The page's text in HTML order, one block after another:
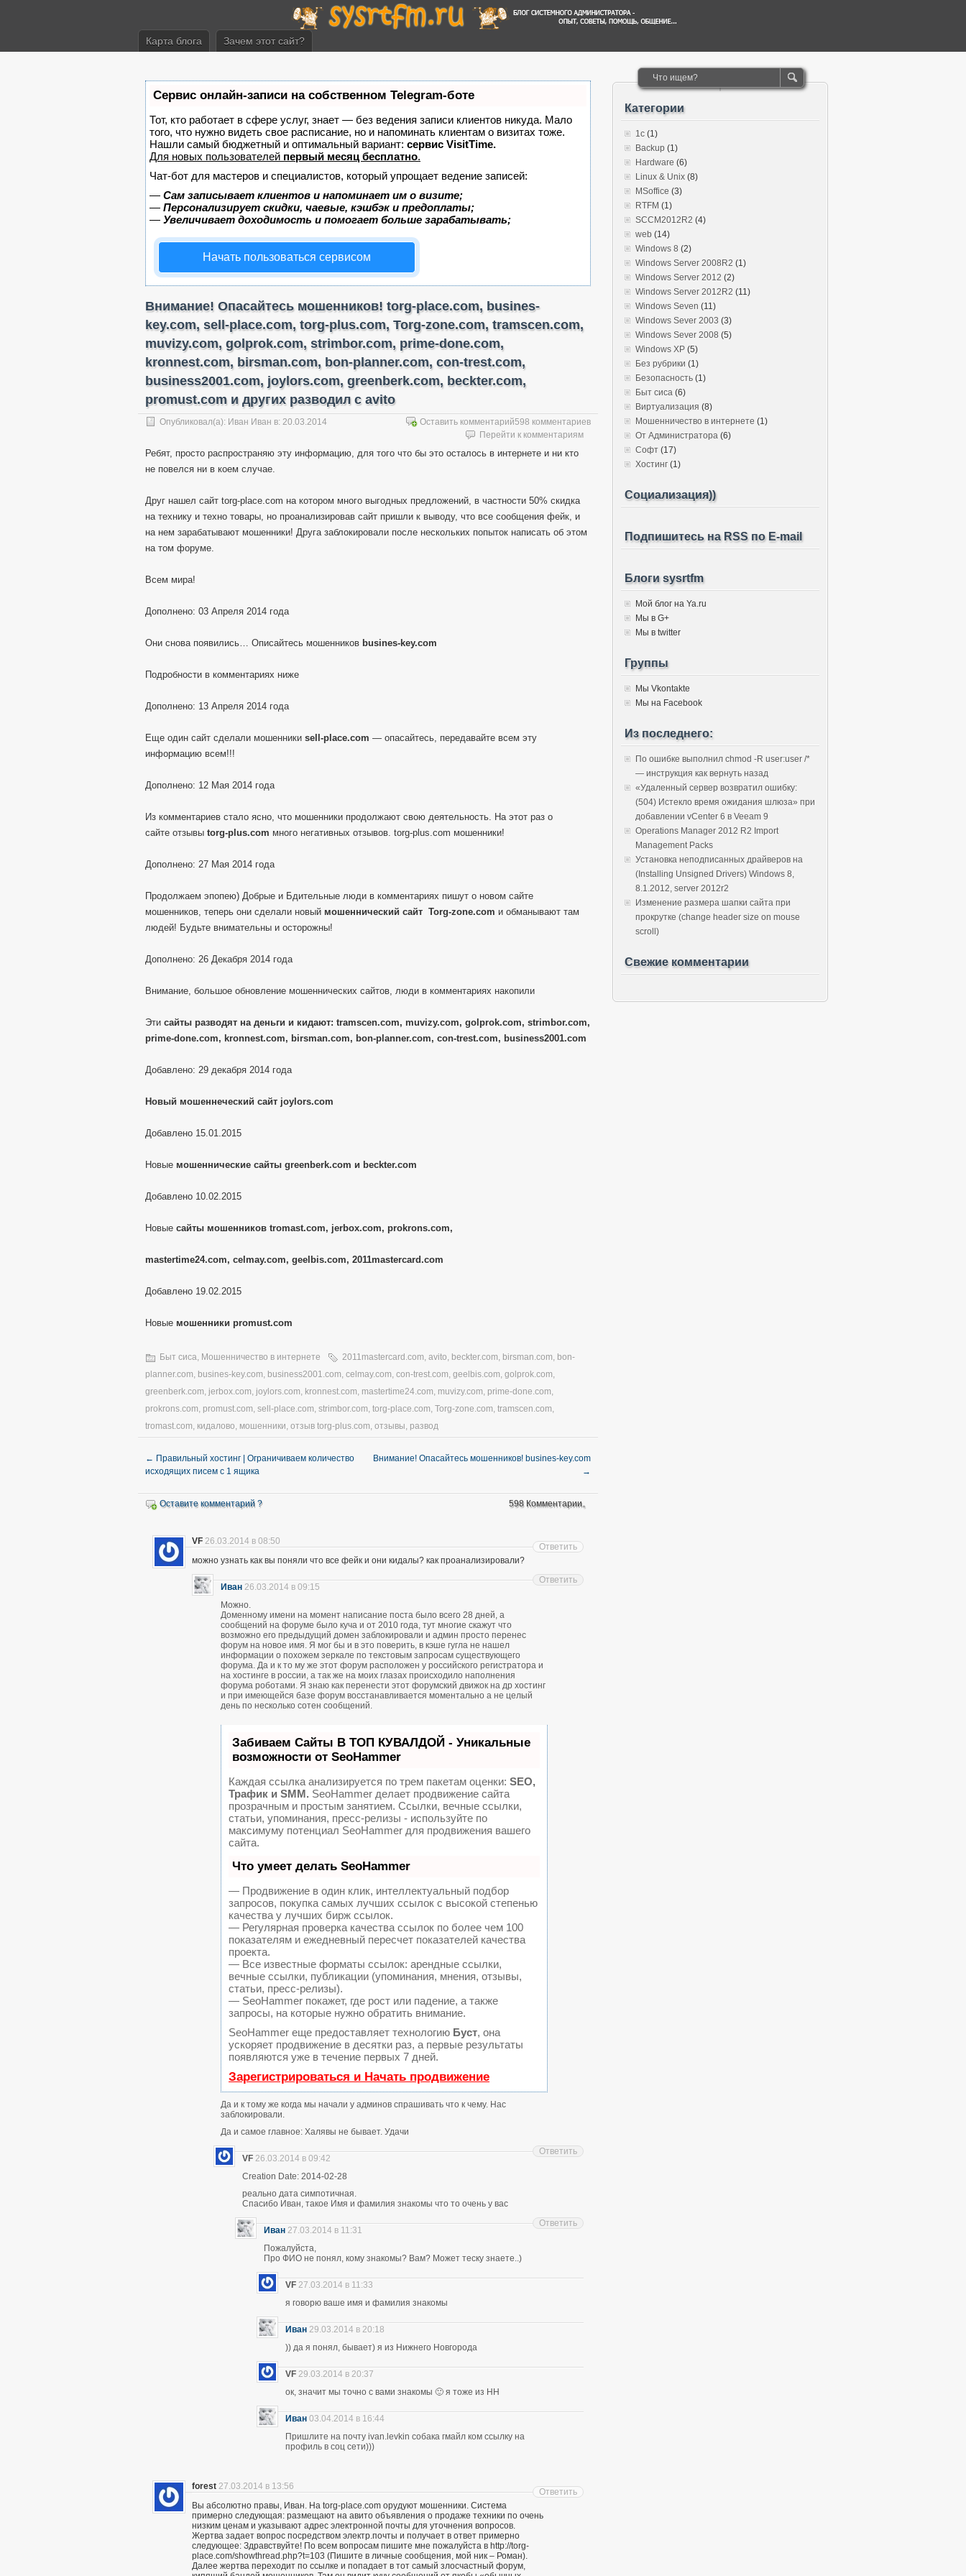
Карта блога Зачем этот сайт?
Сервис онлайн-записи на собственном Telegram-боте
Тот, кто работает в сфере услуг, знает — без ведения записи клиентов никуда. Мало
того, что нужно видеть свое расписание, но и напоминать клиентам о визитах тоже.
Нашли самый бюджетный и оптимальный вариант: сервис VisitTime.
Для новых пользователей первый месяц бесплатно.
Чат-бот для мастеров и специалистов, который упрощает ведение записей:
— Сам записывает клиентов и напоминает им о визите;
— Персонализирует скидки, чаевые, кэшбэк и предоплаты;
— Увеличивает доходимость и помогает больше зарабатывать;
Начать пользоваться сервисом
Внимание! Опасайтесь мошенников! torg-place.com, busines-
key.com, sell-place.com, torg-plus.com, Torg-zone.com, tramscen.com,
muvizy.com, golprok.com, strimbor.com, prime-done.com,
kronnest.com, birsman.com, bon-planner.com, con-trest.com,
business2001.com, joylors.com, greenberk.com, beckter.com,
promust.com и других разводил с avito
Опубликовал(а): Иван Иван в: 20.03.2014 Оставить комментарий598 комментариев
Перейти к комментариям
Ребят, просто распространяю эту информацию, для того что бы это осталось в интернете и ни кто
не повелся ни в коем случае.
Друг нашел сайт torg-place.com на котором много выгодных предложений, в частности 50% скидка
на технику и техно товары, но проанализировав сайт пришли к выводу, что все сообщения фейк, и
на нем зарабатывают мошенники! Друга заблокировали после нескольких попыток написать об этом
на том форуме.
Всем мира!
Дополнено: 03 Апреля 2014 года
Они снова появились… Описайтесь мошенников busines-key.com
Подробности в комментариях ниже
Дополнено: 13 Апреля 2014 года
Еще один сайт сделали мошенники sell-place.com — опасайтесь, передавайте всем эту
информацию всем!!!
Дополнено: 12 Мая 2014 года
Из комментариев стало ясно, что мошенники продолжают свою деятельность. На этот раз о
сайте отзывы torg-plus.com много негативных отзывов. torg-plus.com мошенники!
Дополнено: 27 Мая 2014 года
Продолжаем эпопею) Добрые и Бдительные люди в комментариях пишут о новом сайте
мошенников, теперь они сделали новый мошеннический сайт Torg-zone.com и обманывают там
людей! Будьте внимательны и осторожны!
Дополнено: 26 Декабря 2014 года
Внимание, большое обновление мошеннических сайтов, люди в комментариях накопили
Эти сайты разводят на деньги и кидают: tramscen.com, muvizy.com, golprok.com, strimbor.com,
prime-done.com, kronnest.com, birsman.com, bon-planner.com, con-trest.com, business2001.com
Добавлено: 29 декабря 2014 года
Новый мошеннеческий сайт joylors.com
Добавлено 15.01.2015
Новые мошеннические сайты greenberk.com и beckter.com
Добавлено 10.02.2015
Новые сайты мошенников tromast.com, jerbox.com, prokrons.com,
mastertime24.com, celmay.com, geelbis.com, 2011mastercard.com
Добавлено 19.02.2015
Новые мошенники promust.com
Быт сиса, Мошенничество в интернете 2011mastercard.com, avito, beckter.com, birsman.com, bon-
planner.com, busines-key.com, business2001.com, celmay.com, con-trest.com, geelbis.com, golprok.com,
greenberk.com, jerbox.com, joylors.com, kronnest.com, mastertime24.com, muvizy.com, prime-done.com,
prokrons.com, promust.com, sell-place.com, strimbor.com, torg-place.com, Torg-zone.com, tramscen.com,
tromast.com, кидалово, мошенники, отзыв torg-plus.com, отзывы, развод
← Правильный хостинг | Ограничиваем количество
исходящих писем с 1 ящика
Внимание! Опасайтесь мошенников! busines-key.com
→
Оставите комментарий ? 598 Комментарии。
VF 26.03.2014 в 08:50
можно узнать как вы поняли что все фейк и они кидалы? как проанализировали?
Ответить
Иван 26.03.2014 в 09:15
Можно.
Доменному имени на момент написание поста было всего 28 дней, а
сообщений на форуме было куча и от 2010 года, тут многие скажут что
возможно его предыдущий домен заблокировали и админ просто перенес
форум на новое имя. Я мог бы и в это поверить, в кэше гугла не нашел
информации о похожем зеркале по текстовым запросам существующего
форума. Да и к то му же этот форум расположен у российского регистратора и
на хостинге в россии, а так же на моих глазах происходило наполнения
форума роботами. Я знаю как перенести этот форумский движок на др хостинг
и при имеющейся базе форум восстанавливается моментально а не целый
день по несколько сотен сообщений.
Забиваем Сайты В ТОП КУВАЛДОЙ - Уникальные
возможности от SeoHammer
Каждая ссылка анализируется по трем пакетам оценки: SEO,
Трафик и SMM. SeoHammer делает продвижение сайта
прозрачным и простым занятием. Ссылки, вечные ссылки,
статьи, упоминания, пресс-релизы - используйте по
максимуму потенциал SeoHammer для продвижения вашего
сайта.
Что умеет делать SeoHammer
— Продвижение в один клик, интеллектуальный подбор
запросов, покупка самых лучших ссылок с высокой степенью
качества у лучших бирж ссылок.
— Регулярная проверка качества ссылок по более чем 100
показателям и ежедневный пересчет показателей качества
проекта.
— Все известные форматы ссылок: арендные ссылки,
вечные ссылки, публикации (упоминания, мнения, отзывы,
статьи, пресс-релизы).
— SeoHammer покажет, где рост или падение, а также
запросы, на которые нужно обратить внимание.
SeoHammer еще предоставляет технологию Буст, она
ускоряет продвижение в десятки раз, а первые результаты
появляются уже в течение первых 7 дней.
Зарегистрироваться и Начать продвижение
Да и к тому же когда мы начали у админов спрашивать что к чему. Нас
заблокировали.
Да и самое главное: Халявы не бывает. Удачи
Ответить
VF 26.03.2014 в 09:42
Creation Date: 2014-02-28
реально дата симпотичная.
Спасибо Иван, такое Имя и фамилия знакомы что то очень у вас
Ответить
Иван 27.03.2014 в 11:31
Пожалуйста,
Про ФИО не понял, кому знакомы? Вам? Может теску знаете..)
Ответить
VF 27.03.2014 в 11:33
я говорю ваше имя и фамилия знакомы
Иван 29.03.2014 в 20:18
)) да я понял, бывает) я из Нижнего Новгорода
VF 29.03.2014 в 20:37
ок, значит мы точно с вами знакомы 🙂 я тоже из НН
Иван 03.04.2014 в 16:44
Пришлите на почту ivan.levkin собака гмайл ком ссылку на
профиль в соц сети)))
forest 27.03.2014 в 13:56
Вы абсолютно правы, Иван. На torg-place.com орудуют мошенники. Система
примерно следующая: размещают на авито объявления о продаже техники по очень
низким ценам и указывают адрес электронной почты для уточнения вопросов.
Жертва задает вопрос посредством электр.почты и получает в ответ примерно
следующее: Здравствуйте! По всем вопросам пишите мне пожалуйста в http://torg-
place.com/showthread.php?t=103 (Пишите в личные сообщения, мой ник – Роман).
Далее жертва переходит по ссылке и попадает в тот самый злосчастный форум,
Ответить
Категории
1c (1)
Backup (1)
Hardware (6)
Linux & Unix (8)
MSoffice (3)
RTFM (1)
SCCM2012R2 (4)
web (14)
Windows 8 (2)
Windows Server 2008R2 (1)
Windows Server 2012 (2)
Windows Server 2012R2 (11)
Windows Seven (11)
Windows Sever 2003 (3)
Windows Sever 2008 (5)
Windows XP (5)
Без рубрики (1)
Безопасность (1)
Быт сиса (6)
Виртуализация (8)
Мошенничество в интернете (1)
От Администратора (6)
Софт (17)
Хостинг (1)
Социализация))
Подпишитесь на RSS по E-mail
Блоги sysrtfm
Мой блог на Ya.ru
Мы в G+
Мы в twitter
Группы
Мы Vkontakte
Мы на Facebook
Из последнего:
По ошибке выполнил chmod -R user:user /*
— инструкция как вернуть назад
«Удаленный сервер возвратил ошибку:
(504) Истекло время ожидания шлюза» при
добавлении vCenter 6 в Veeam 9
Operations Manager 2012 R2 Import
Management Packs
Установка неподписанных драйверов на
(Installing Unsigned Drivers) Windows 8,
8.1.2012, server 2012r2
Изменение размера шапки сайта при
прокрутке (change header size on mouse
scroll)
Свежие комментарии